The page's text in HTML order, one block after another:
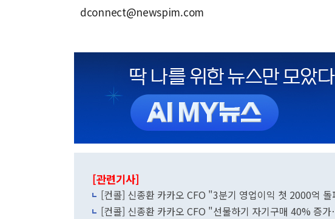
dconnect@newspim.com
[관련기사]
[컨콜] 신종환 카카오 CFO "3분기 영업이익 첫 2000억
[컨콜] 신종환 카카오 CFO "선물하기 자기구매 40% 증